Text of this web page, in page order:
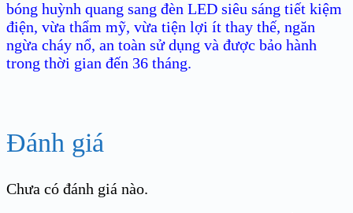
bóng huỳnh quang sang đèn LED siêu sáng tiết kiệm
điện, vừa thẩm mỹ, vừa tiện lợi ít thay thế, ngăn
ngừa cháy nổ, an toàn sử dụng và được bảo hành
trong thời gian đến 36 tháng.
Đánh giá
Chưa có đánh giá nào.